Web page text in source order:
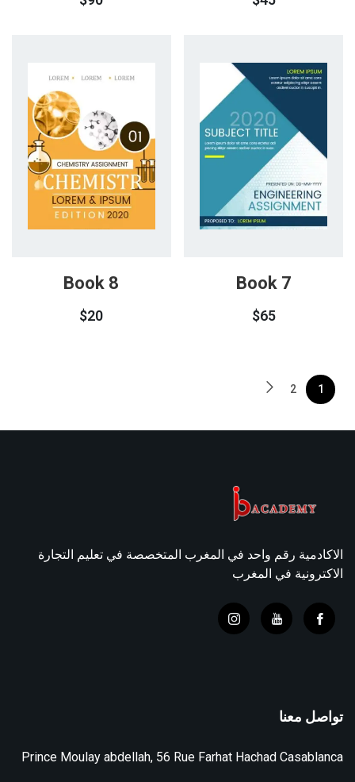
Book 7
$65
Book 8
$20
1
2
الاكادمية رقم واحد في المغرب المتخصصة في تعليم التجارة
الاكترونية في المغرب
تواصل معنا
Prince Moulay abdellah, 56 Rue Farhat Hachad Casablanca